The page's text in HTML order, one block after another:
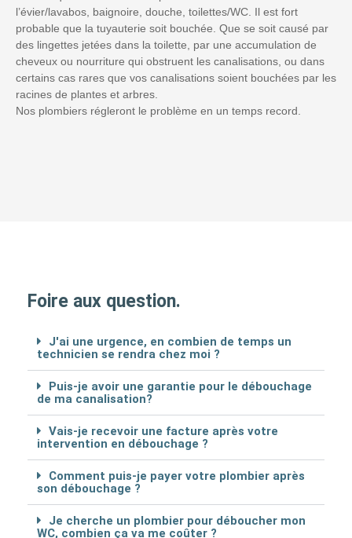
l’évier/lavabos, baignoire, douche, toilettes/WC. Il est fort
probable que la tuyauterie soit bouchée. Que se soit causé par
des lingettes jetées dans la toilette, par une accumulation de
cheveux ou nourriture qui obstruent les canalisations, ou dans
certains cas rares que vos canalisations soient bouchées par les
racines de plantes et arbres.
Nos plombiers régleront le problème en un temps record.
Foire aux question.
J'ai une urgence, en combien de temps un
technicien se rendra chez moi ?
Puis-je avoir une garantie pour le débouchage
de ma canalisation?
Vais-je recevoir une facture après votre
intervention en débouchage ?
Comment puis-je payer votre plombier après
son débouchage ?
Je cherche un plombier pour déboucher mon
WC, combien ça va me coûter ?